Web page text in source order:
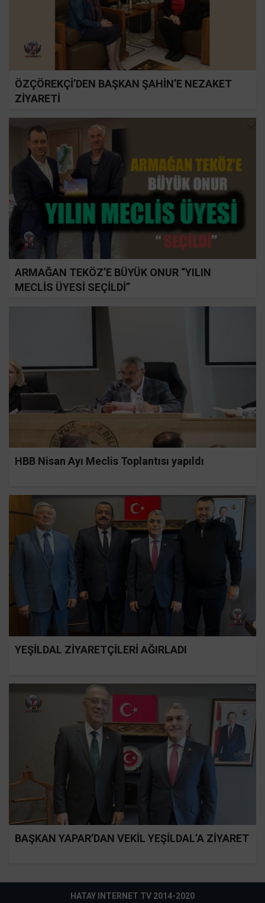
ÖZÇÖREKÇİ’DEN BAŞKAN ŞAHİN’E NEZAKET
ZİYARETİ
ARMAĞAN TEKÖZ’E BÜYÜK ONUR “YILIN
MECLİS ÜYESİ SEÇİLDİ”
HBB Nisan Ayı Meclis Toplantısı yapıldı
YEŞİLDAL ZİYARETÇİLERİ AĞIRLADI
BAŞKAN YAPAR’DAN VEKİL YEŞİLDAL’A ZİYARET
HATAY INTERNET TV 2014-2020